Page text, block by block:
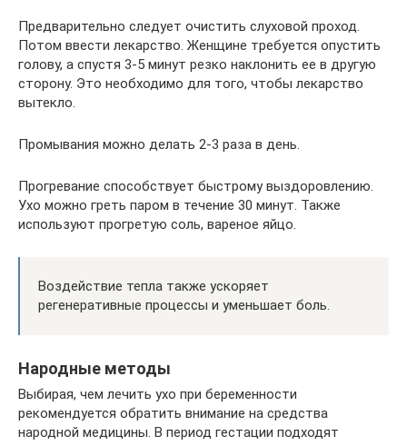
Предварительно следует очистить слуховой проход.
Потом ввести лекарство. Женщине требуется опустить
голову, а спустя 3-5 минут резко наклонить ее в другую
сторону. Это необходимо для того, чтобы лекарство
вытекло.
Промывания можно делать 2-3 раза в день.
Прогревание способствует быстрому выздоровлению.
Ухо можно греть паром в течение 30 минут. Также
используют прогретую соль, вареное яйцо.
Воздействие тепла также ускоряет
регенеративные процессы и уменьшает боль.
Народные методы
Выбирая, чем лечить ухо при беременности
рекомендуется обратить внимание на средства
народной медицины. В период гестации подходят